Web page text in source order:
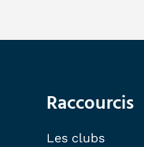
Raccourcis
Les clubs